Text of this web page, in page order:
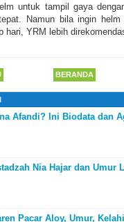
untuk tampil gaya
Namun bila ingin
hari, YRM lebih
BERANDA
Afandi? Ini Biodata dan
Nia Hajar dan Umur
Pacar Aloy, Umur,